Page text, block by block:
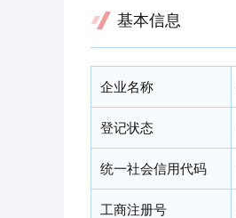
基本信息
企业名称
登记状态
统一社会信用代码
工商注册号